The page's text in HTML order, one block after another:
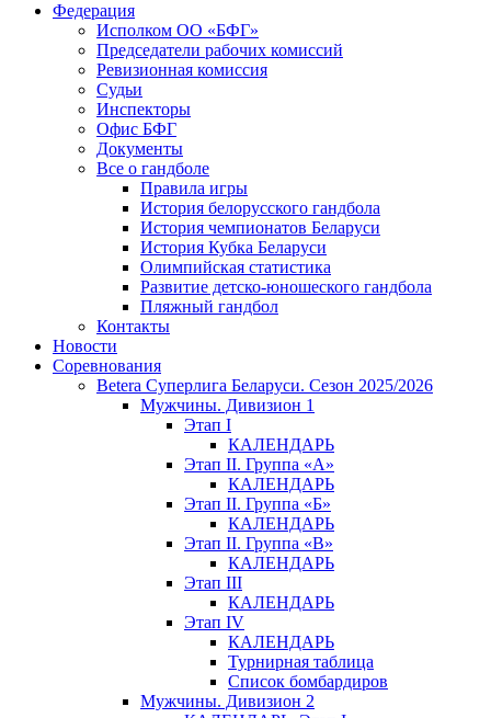
Федерация
Исполком ОО «БФГ»
Председатели рабочих комиссий
Ревизионная комиссия
Судьи
Инспекторы
Офис БФГ
Документы
Все о гандболе
Правила игры
История белорусского гандбола
История чемпионатов Беларуси
История Кубка Беларуси
Олимпийская статистика
Развитие детско-юношеского гандбола
Пляжный гандбол
Контакты
Новости
Соревнования
Betera Суперлига Беларуси. Сезон 2025/2026
Мужчины. Дивизион 1
Этап I
КАЛЕНДАРЬ
Этап II. Группа «А»
КАЛЕНДАРЬ
Этап II. Группа «Б»
КАЛЕНДАРЬ
Этап II. Группа «В»
КАЛЕНДАРЬ
Этап III
КАЛЕНДАРЬ
Этап IV
КАЛЕНДАРЬ
Турнирная таблица
Список бомбардиров
Мужчины. Дивизион 2